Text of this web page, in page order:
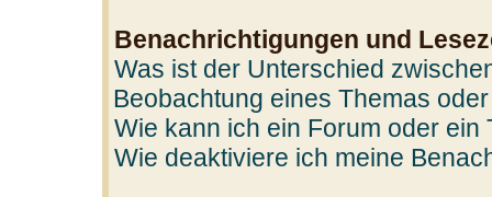
Benachrichtigungen und
Was ist der Unterschied
Beobachtung eines Themas
Wie kann ich ein Forum oder ein
Wie deaktiviere ich meine